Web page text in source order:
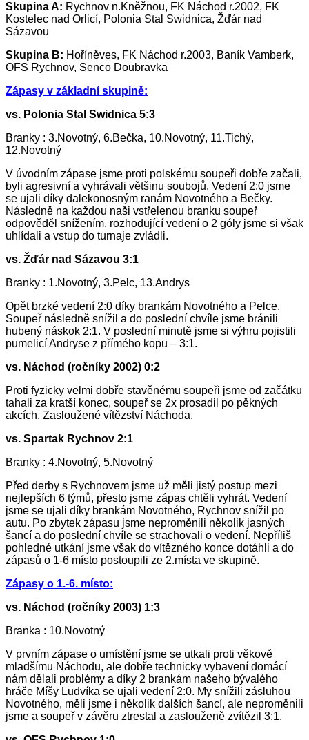
Skupina A: Rychnov n.Kněžnou, FK Náchod r.2002, FK
Kostelec nad Orlicí, Polonia Stal Swidnica, Žďár nad
Sázavou
Skupina B: Hoříněves, FK Náchod r.2003, Baník Vamberk,
OFS Rychnov, Senco Doubravka
Zápasy v základní skupině:
vs. Polonia Stal Swidnica 5:3
Branky : 3.Novotný, 6.Bečka, 10.Novotný, 11.Tichý,
12.Novotný
V úvodním zápase jsme proti polskému soupeři dobře začali,
byli agresivní a vyhrávali většinu soubojů. Vedení 2:0 jsme
se ujali díky dalekonosným ranám Novotného a Bečky.
Následně na každou naši vstřelenou branku soupeř
odpověděl snížením, rozhodující vedení o 2 góly jsme si však
uhlídali a vstup do turnaje zvládli.
vs. Žďár nad Sázavou 3:1
Branky : 1.Novotný, 3.Pelc, 13.Andrys
Opět brzké vedení 2:0 díky brankám Novotného a Pelce.
Soupeř následně snížil a do poslední chvíle jsme bránili
hubený náskok 2:1. V poslední minutě jsme si výhru pojistili
pumelicí Andryse z přímého kopu – 3:1.
vs. Náchod (ročníky 2002) 0:2
Proti fyzicky velmi dobře stavěnému soupeři jsme od začátku
tahali za kratší konec, soupeř se 2x prosadil po pěkných
akcích. Zasloužené vítězství Náchoda.
vs. Spartak Rychnov 2:1
Branky : 4.Novotný, 5.Novotný
Před derby s Rychnovem jsme už měli jistý postup mezi
nejlepších 6 týmů, přesto jsme zápas chtěli vyhrát. Vedení
jsme se ujali díky brankám Novotného, Rychnov snížil po
autu. Po zbytek zápasu jsme neproměnili několik jasných
šancí a do poslední chvíle se strachovali o vedení. Nepříliš
pohledné utkání jsme však do vítězného konce dotáhli a do
zápasů o 1-6 místo postoupili ze 2.místa ve skupině.
Zápasy o 1.-6. místo:
vs. Náchod (ročníky 2003) 1:3
Branka : 10.Novotný
V prvním zápase o umístění jsme se utkali proti věkově
mladšímu Náchodu, ale dobře technicky vybavení domácí
nám dělali problémy a díky 2 brankám našeho bývalého
hráče Míšy Ludvíka se ujali vedení 2:0. My snížili zásluhou
Novotného, měli jsme i několik dalších šancí, ale neproměnili
jsme a soupeř v závěru ztrestal a zaslouženě zvítězil 3:1.